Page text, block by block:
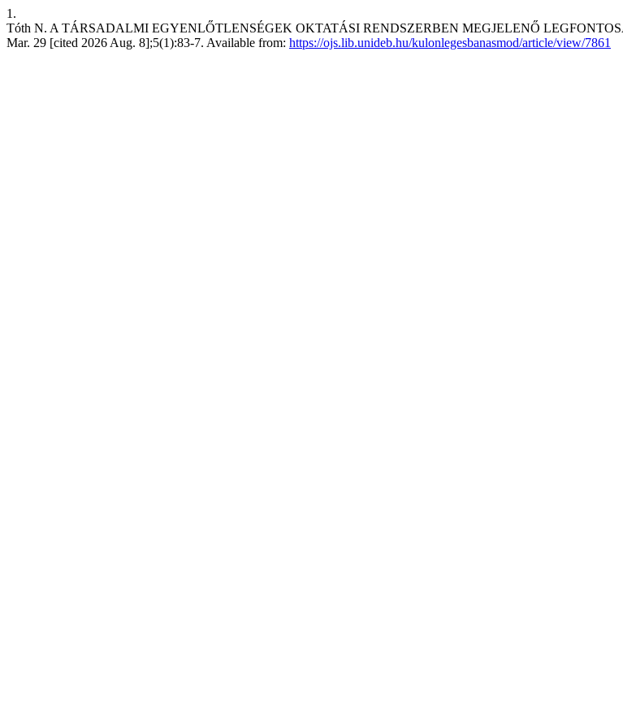
1.
Tóth N. A TÁRSADALMI EGYENLŐTLENSÉGEK OKTATÁSI RENDSZERBEN MEGJELENŐ
Mar. 29 [cited 2026 Aug. 8];5(1):83-7. Available from: https://ojs.lib.unideb.hu/kulonlegesbanasmod/article/view/7861